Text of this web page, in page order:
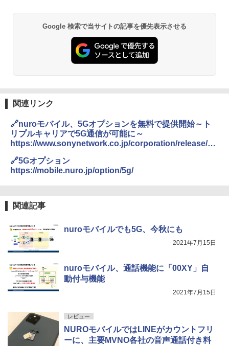
Google 検索で当サイトの記事を優先表示させる
関連リンク
🔗nuroモバイル、5Gオプションを無料で提供開始～ト
リプルキャリアで5G通信が可能に～
https://www.sonynetwork.co.jp/corporation/release/20
🔗5Gオプション
https://mobile.nuro.jp/option/5g/
関連記事
nuroモバイルでも5G、今秋にも
2021年7月15日
nuroモバイル、通話機能に「00XY」自
動付与機能
2021年7月15日
レビュー
NUROモバイルではLINEがカウントフリ
ーに、主要MVNO各社の音声通話付き料